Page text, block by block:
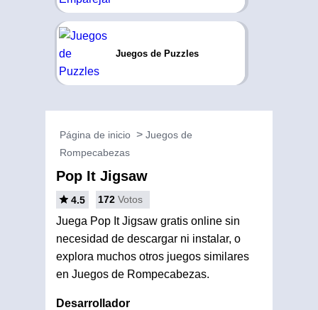
Juegos de Puzzles
Página de inicio
Juegos de
Rompecabezas
Pop It Jigsaw
4.5 172 Votos
Juega Pop It Jigsaw gratis online sin
necesidad de descargar ni instalar, o
explora muchos otros juegos similares
en Juegos de Rompecabezas.
Desarrollador